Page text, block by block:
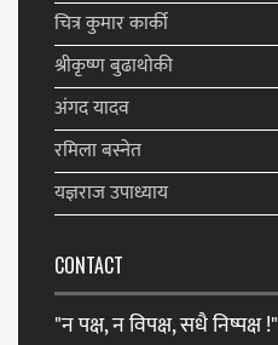
चित्र कुमार कार्की
श्रीकृष्ण बुढाथोकी
अंगद यादव
रमिला बस्नेत
यज्ञराज उपाध्याय
CONTACT
"न पक्ष, न विपक्ष, सधै निष्पक्ष !"